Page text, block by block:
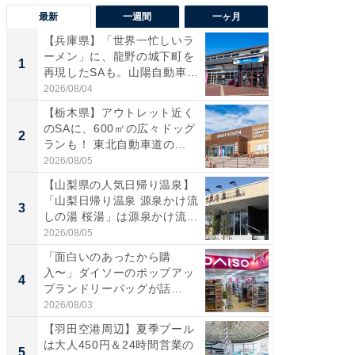
最新 一週間 一ヶ月
1
【兵庫県】「世界一忙しいラ
ーメン」に、龍野の城下町を
再現したSAも。山陽自動車
道...
2026/08/04
2
【栃木県】アウトレット近く
のSAに、600㎡の広々ドッグ
ランも！ 東北自動車道の...
2026/08/05
3
【山梨県の人気日帰り温泉】
「山梨日帰り温泉 源泉かけ流
しの湯 桜湯」は源泉かけ流...
2026/08/05
4
「面白いのあったから購
入〜」ダイソーのポップアッ
プランドリーバッグが話
題。“さま...
2026/08/03
【羽田空港周辺】夏季プール
は大人450円＆24時間営業の